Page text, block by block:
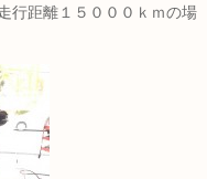
距離１５０００ｋｍの場